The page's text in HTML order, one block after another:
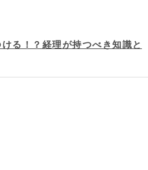
る！？経理が持つべき知識と